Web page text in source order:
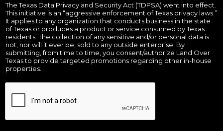
The Texas Data Privacy and Security Act (TDPSA) went into effect.
This initiative is an “aggressive enforcement of Texas privacy laws.”
It applies to any organization that conducts business in the state
of Texas or produces a product or service consumed by Texas
residents. The collection of any sensitive and/or personal data is
not, nor will it ever be, sold to any outside enterprise. By
submitting, from time to time, you consent/authorize Land Over
Texas to provide targeted promotions regarding other in-house
properties.